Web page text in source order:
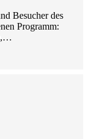
Besucher des
Programm: